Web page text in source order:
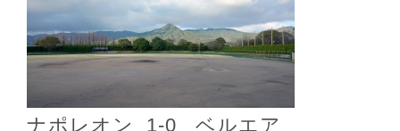
ナポレオン 1‐0 ベルエア